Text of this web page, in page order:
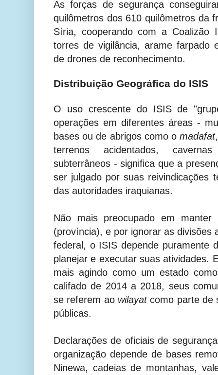
As forças de segurança
quilômetros dos 610 quilômetros da
Síria, cooperando com a Coalizão
torres de vigilância, arame farpado
de drones de reconhecimento.
Distribuição Geográfica do ISIS
O uso crescente do ISIS de
operações em diferentes áreas -
bases ou de abrigos como omadafat
terrenos acidentados,
subterrâneos - significa que a
ser julgado por suas reivindicações
das autoridades iraquianas.
Não mais preocupado em
(província), e por ignorar as divisões
federal, o ISIS depende puramente
planejar e executar suas atividades.
mais agindo como um estado
califado de 2014 a 2018, seus
se referem ao wilayatcomo parte de
públicas.
Declarações de oficiais de
organização depende de bases
Ninewa, cadeias de montanhas,